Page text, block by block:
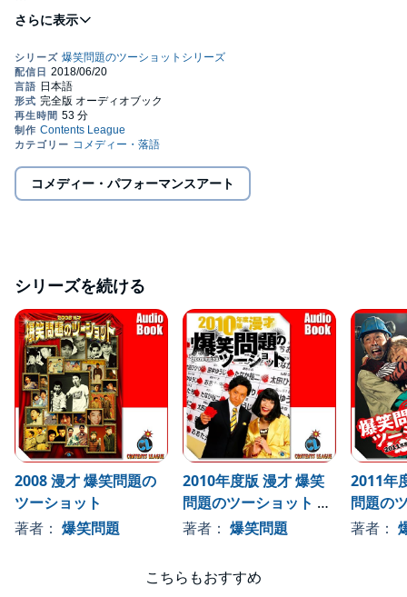
頭の中をフィットネス！！漫才で脳内を活性化する待望の第四
ろしネタをこの作品ならではの切り口で送り届ける！
※権利上の都合により一部音声をカットしております。ご了承く
ださい。(C)Contents League 2008 (P)Contents League 2008
コメディー・パフォーマンスアート
シリーズを続ける
2008 漫才 爆笑問題の
ツーショット
著者： 爆笑問題
2010年度版 漫才 爆笑
問題のツーショット ～
2009年総決算～
著者： 爆笑問題
2011年
問題の
2010年
著者：
こちらもおすすめ